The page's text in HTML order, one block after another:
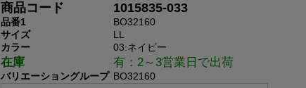
商品コード 1015835-033
品番1
BO32160
サイズ
LL
カラー
03:ネイビー
在庫 有：2～3営業日で出荷
バリエーショングループ BO32160